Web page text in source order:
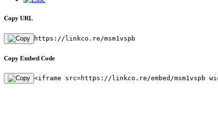
Copy URL
https://linkco.re/msm1vspb
Copy Embed Code
<iframe src=https://linkco.re/embed/msm1vspb